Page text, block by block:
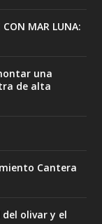
CON MAR LUNA:
una
de alta
Cantera
olivar y el